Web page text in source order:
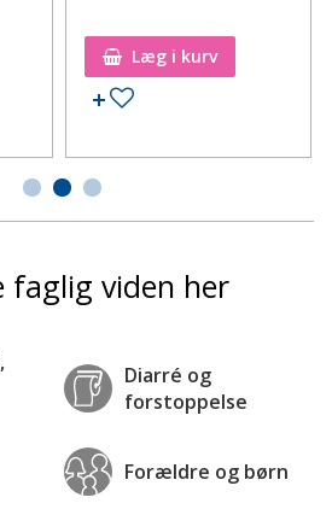
Læg i kurv
Tilføj til ønskeseddel
faglig viden her
Diarré og
forstoppelse
Forældre og børn